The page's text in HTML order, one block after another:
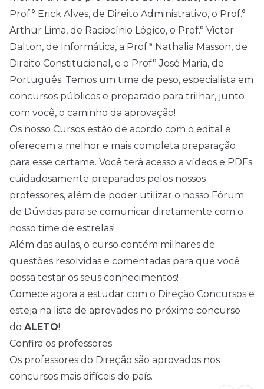
Prof.° Erick Alves, de Direito Administrativo, o Prof.°
Arthur Lima, de Raciocínio Lógico, o Prof.° Victor
Dalton, de Informática, a Prof.ª Nathalia Masson, de
Direito Constitucional, e o Prof° José Maria, de
Português. Temos um time de peso, especialista em
concursos públicos e preparado para trilhar, junto
com você, o caminho da aprovação!
Os nosso Cursos estão de acordo com o edital e
oferecem a melhor e mais completa preparação
para esse certame. Você terá acesso a vídeos e PDFs
cuidadosamente preparados pelos nossos
professores, além de poder utilizar o nosso Fórum
de Dúvidas para se comunicar diretamente com o
nosso time de estrelas!
Além das aulas, o curso contém milhares de
questões resolvidas e comentadas para que você
possa testar os seus conhecimentos!
Comece agora a estudar com o Direção Concursos e
esteja na lista de aprovados no próximo concurso
do ALETO!
Confira os professores
Os professores do Direção são aprovados nos
concursos mais difíceis do país.